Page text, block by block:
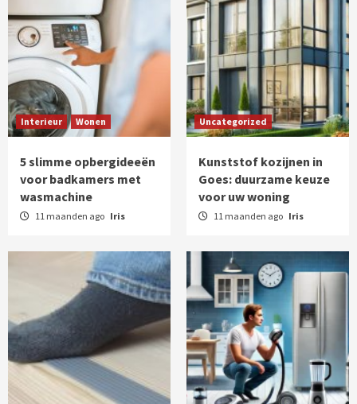
Interieur Wonen
5 slimme opbergideeën
voor badkamers met
wasmachine
11 maanden ago Iris
Uncategorized
Kunststof kozijnen in
Goes: duurzame keuze
voor uw woning
11 maanden ago Iris